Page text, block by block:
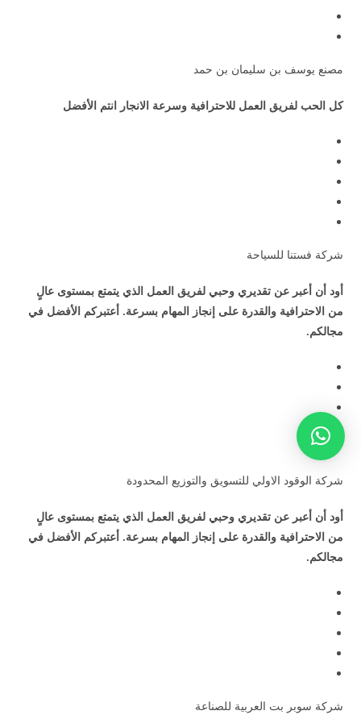
مصنع يوسف بن سليمان بن حمد
كل الحب لفريق العمل للاحترافية وسرعة الانجار انتم الأفضل
شركة فستنا للسياحة
أود أن أعبر عن تقديري وحبي لفريق العمل الذي يتمتع بمستوى عالٍ
من الاحترافية والقدرة على إنجاز المهام بسرعة. أعتبركم الأفضل في
مجالكم.
شركة الوقود الاولي للتسويق والتوزيع المحدودة
أود أن أعبر عن تقديري وحبي لفريق العمل الذي يتمتع بمستوى عالٍ
من الاحترافية والقدرة على إنجاز المهام بسرعة. أعتبركم الأفضل في
مجالكم.
شركة سوبر بت العربية للصناعة